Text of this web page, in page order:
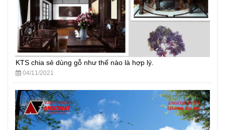
KTS chia sẻ dùng gỗ như thế nào là hợp lý.
04/11/2021